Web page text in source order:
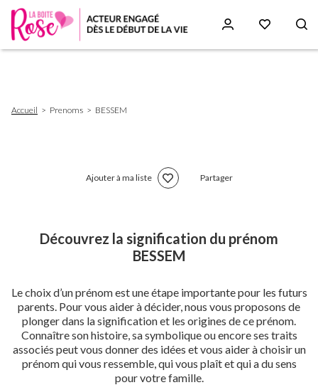
d'Ariane
Accueil Prenoms BESSEM
Ajouter à ma liste Partager
Découvrez la signification du prénom
BESSEM
Le choix d’un prénom est une étape importante pour les futurs
parents. Pour vous aider à décider, nous vous proposons de
plonger dans la signification et les origines de ce prénom.
Connaître son histoire, sa symbolique ou encore ses traits
associés peut vous donner des idées et vous aider à choisir un
prénom qui vous ressemble, qui vous plaît et qui a du sens
pour votre famille.